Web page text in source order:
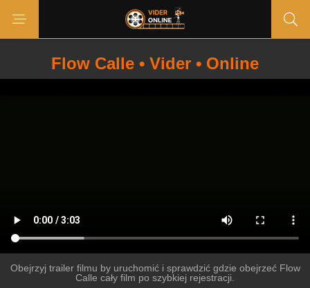
Flow Calle • Vider • Online
Obejrzyj trailer filmu by uruchomić i sprawdzić gdzie obejrzeć Flow
Calle cały film po szybkiej rejestracji.